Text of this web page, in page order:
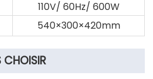
110V/ 60Hz/ 600W
540×300×420mm
CHOISIR